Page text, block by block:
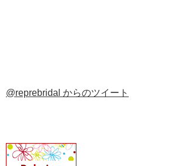
@reprebridal からのツイート